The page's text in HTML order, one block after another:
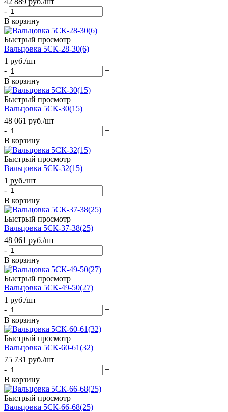
-
+
В корзину
Быстрый просмотр
Вальцовка 5СК-28-30(6)
1 руб./шт
-
+
В корзину
Быстрый просмотр
Вальцовка 5СК-30(15)
48 061 руб./шт
-
+
В корзину
Быстрый просмотр
Вальцовка 5СК-32(15)
1 руб./шт
-
+
В корзину
Быстрый просмотр
Вальцовка 5СК-37-38(25)
48 061 руб./шт
-
+
В корзину
Быстрый просмотр
Вальцовка 5СК-49-50(27)
1 руб./шт
-
+
В корзину
Быстрый просмотр
Вальцовка 5СК-60-61(32)
75 731 руб./шт
-
+
В корзину
Быстрый просмотр
Вальцовка 5СК-66-68(25)